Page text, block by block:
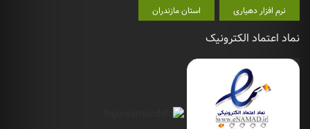
نرم افزار دهیاری استان مازندران
نماد اعتماد الکترونیک